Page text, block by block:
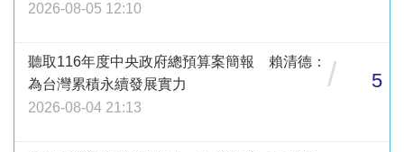
2026-08-05 12:10
聽取116年度中央政府總預算案簡報 賴清德：
為台灣累積永續發展實力
2026-08-04 21:13
/ 5